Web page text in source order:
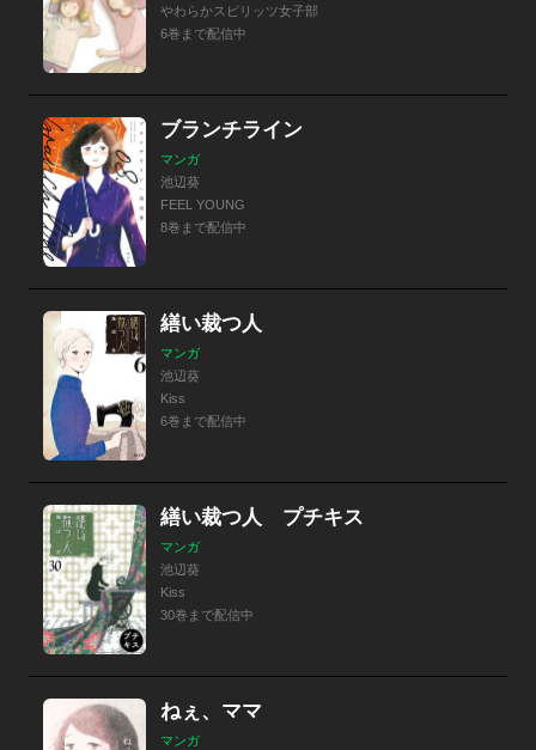
やわらかスピリッツ女子部
6巻まで配信中
ブランチライン
マンガ
池辺葵
FEEL YOUNG
8巻まで配信中
繕い裁つ人
マンガ
池辺葵
Kiss
6巻まで配信中
繕い裁つ人 プチキス
マンガ
池辺葵
Kiss
30巻まで配信中
ねぇ、ママ
マンガ